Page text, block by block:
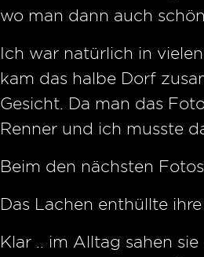
wo man dann auch
Ich war natürlich in
kam das halbe Dorf
Gesicht. Da man das
Renner und ich musste
Beim den nächsten
Das Lachen enthüllte
Klar .. im Alltag sahen